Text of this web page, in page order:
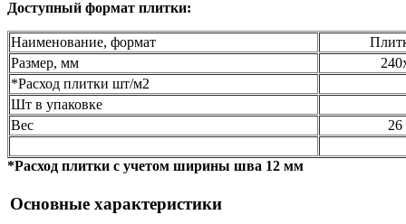
Доступный формат плитки:
Наименование, формат
Размер, мм
*Расход плитки шт/м2
Шт в упаковке
Вес
26
*Расход плитки с учетом ширины шва 12 мм
Основные характеристики